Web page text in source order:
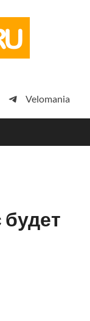
просто
Velomania